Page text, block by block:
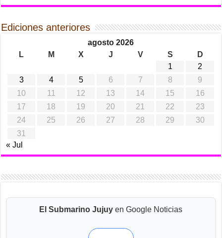
Ediciones anteriores
agosto 2026
L
M X J V S
D
1
2
3
4 5 6 7 8
9
10
11 12 13 14 15
16
17
18 19 20 21 22
23
24
25 26 27 28 29
30
31
« Jul
El Submarino Jujuy en Google Noticias